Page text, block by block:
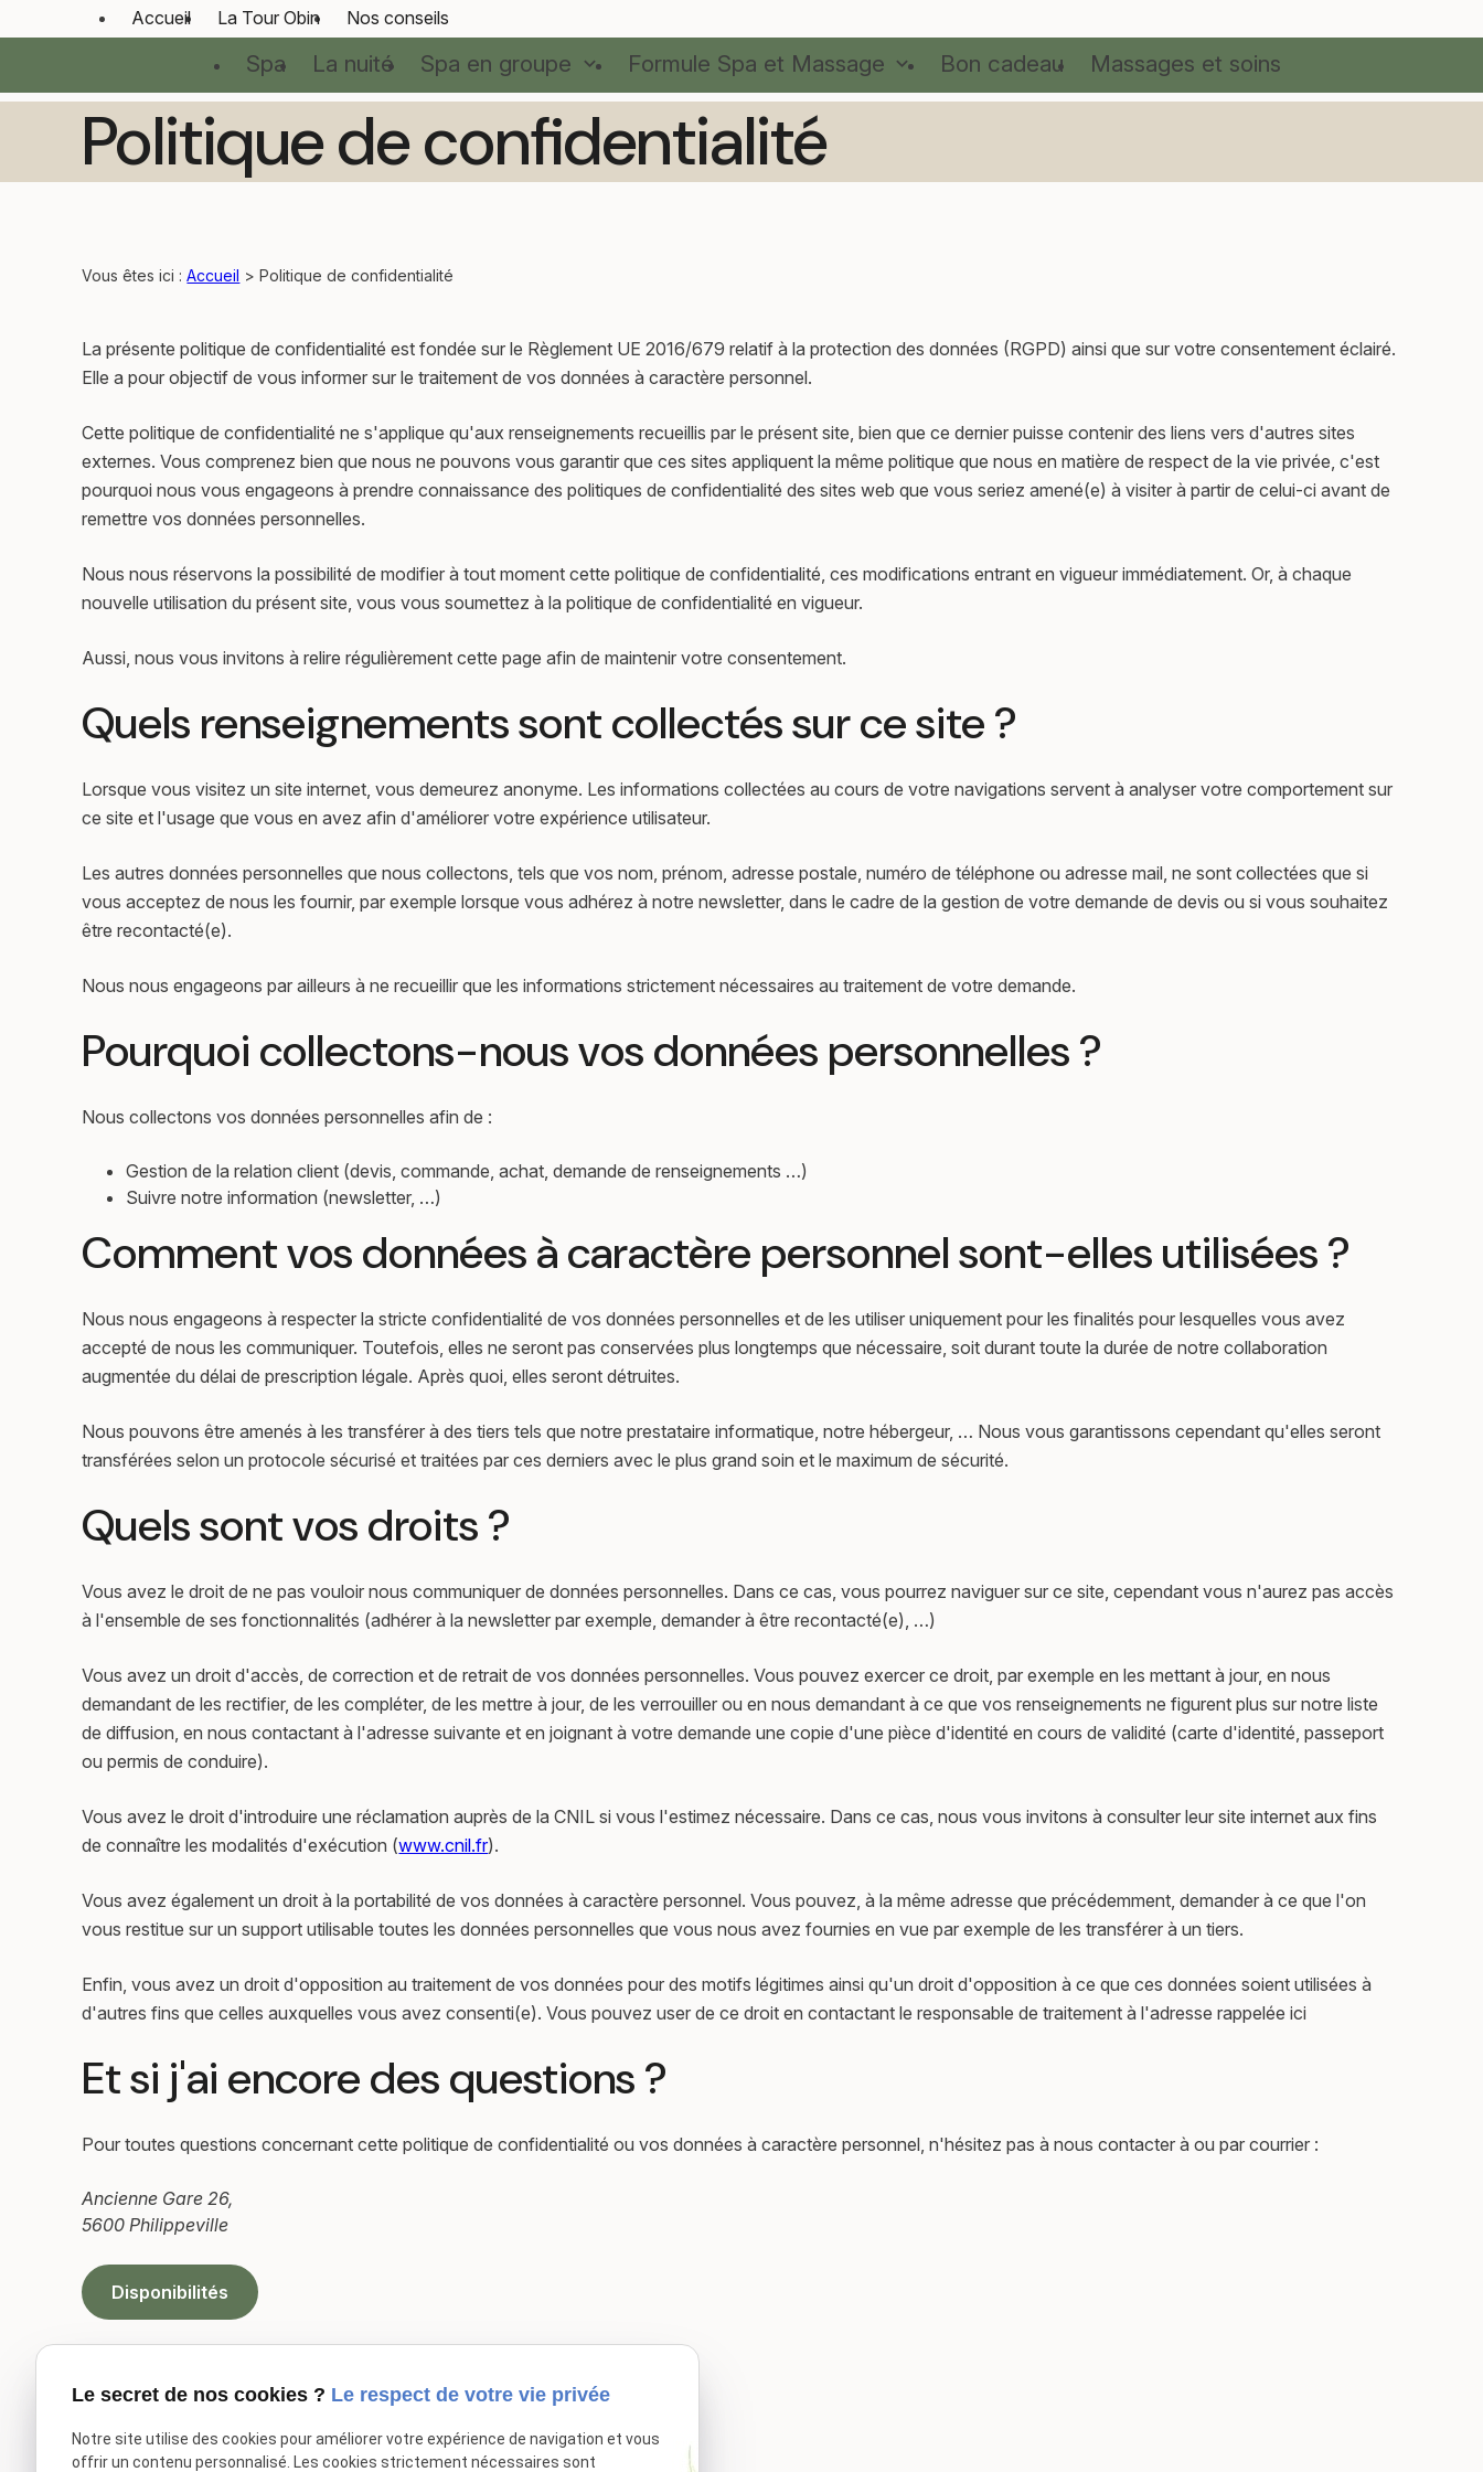
Accueil La Tour Obin Nos conseils
Spa La nuité Spa en groupe Formule Spa et Massage Bon cadeau Massages et soins
Politique de confidentialité
Vous êtes ici :Accueil > Politique de confidentialité
La présente politique de confidentialité est fondée sur le Règlement UE 2016/679 relatif à la protection des données (RGPD) ainsi que sur votre consentement éclairé.
Elle a pour objectif de vous informer sur le traitement de vos données à caractère personnel.
Cette politique de confidentialité ne s'applique qu'aux renseignements recueillis par le présent site, bien que ce dernier puisse contenir des liens vers d'autres sites
externes. Vous comprenez bien que nous ne pouvons vous garantir que ces sites appliquent la même politique que nous en matière de respect de la vie privée, c'est
pourquoi nous vous engageons à prendre connaissance des politiques de confidentialité des sites web que vous seriez amené(e) à visiter à partir de celui-ci avant de
remettre vos données personnelles.
Nous nous réservons la possibilité de modifier à tout moment cette politique de confidentialité, ces modifications entrant en vigueur immédiatement. Or, à chaque
nouvelle utilisation du présent site, vous vous soumettez à la politique de confidentialité en vigueur.
Aussi, nous vous invitons à relire régulièrement cette page afin de maintenir votre consentement.
Quels renseignements sont collectés sur ce site ?
Lorsque vous visitez un site internet, vous demeurez anonyme. Les informations collectées au cours de votre navigations servent à analyser votre comportement sur
ce site et l'usage que vous en avez afin d'améliorer votre expérience utilisateur.
Les autres données personnelles que nous collectons, tels que vos nom, prénom, adresse postale, numéro de téléphone ou adresse mail, ne sont collectées que si
vous acceptez de nous les fournir, par exemple lorsque vous adhérez à notre newsletter, dans le cadre de la gestion de votre demande de devis ou si vous souhaitez
être recontacté(e).
Nous nous engageons par ailleurs à ne recueillir que les informations strictement nécessaires au traitement de votre demande.
Pourquoi collectons-nous vos données personnelles ?
Nous collectons vos données personnelles afin de :
Gestion de la relation client (devis, commande, achat, demande de renseignements …)
Suivre notre information (newsletter, …)
Comment vos données à caractère personnel sont-elles utilisées ?
Nous nous engageons à respecter la stricte confidentialité de vos données personnelles et de les utiliser uniquement pour les finalités pour lesquelles vous avez
accepté de nous les communiquer. Toutefois, elles ne seront pas conservées plus longtemps que nécessaire, soit durant toute la durée de notre collaboration
augmentée du délai de prescription légale. Après quoi, elles seront détruites.
Nous pouvons être amenés à les transférer à des tiers tels que notre prestataire informatique, notre hébergeur, … Nous vous garantissons cependant qu'elles seront
transférées selon un protocole sécurisé et traitées par ces derniers avec le plus grand soin et le maximum de sécurité.
Quels sont vos droits ?
Vous avez le droit de ne pas vouloir nous communiquer de données personnelles. Dans ce cas, vous pourrez naviguer sur ce site, cependant vous n'aurez pas accès
à l'ensemble de ses fonctionnalités (adhérer à la newsletter par exemple, demander à être recontacté(e), …)
Vous avez un droit d'accès, de correction et de retrait de vos données personnelles. Vous pouvez exercer ce droit, par exemple en les mettant à jour, en nous
demandant de les rectifier, de les compléter, de les mettre à jour, de les verrouiller ou en nous demandant à ce que vos renseignements ne figurent plus sur notre liste
de diffusion, en nous contactant à l'adresse suivante et en joignant à votre demande une copie d'une pièce d'identité en cours de validité (carte d'identité, passeport
ou permis de conduire).
Vous avez le droit d'introduire une réclamation auprès de la CNIL si vous l'estimez nécessaire. Dans ce cas, nous vous invitons à consulter leur site internet aux fins
de connaître les modalités d'exécution (www.cnil.fr).
Vous avez également un droit à la portabilité de vos données à caractère personnel. Vous pouvez, à la même adresse que précédemment, demander à ce que l'on
vous restitue sur un support utilisable toutes les données personnelles que vous nous avez fournies en vue par exemple de les transférer à un tiers.
Enfin, vous avez un droit d'opposition au traitement de vos données pour des motifs légitimes ainsi qu'un droit d'opposition à ce que ces données soient utilisées à
d'autres fins que celles auxquelles vous avez consenti(e). Vous pouvez user de ce droit en contactant le responsable de traitement à l'adresse rappelée ici
Et si j'ai encore des questions ?
Pour toutes questions concernant cette politique de confidentialité ou vos données à caractère personnel, n'hésitez pas à nous contacter à ou par courrier :
Ancienne Gare 26,
5600 Philippeville
Disponibilités
Panneau de gestion des cookies
Le secret de nos cookies ? Le respect de votre vie privée
Notre site utilise des cookies pour améliorer votre expérience de navigation et vous
offrir un contenu personnalisé. Les cookies strictement nécessaires sont